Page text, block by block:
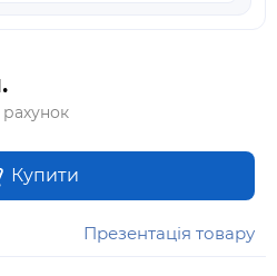
Купити
Презентація товару